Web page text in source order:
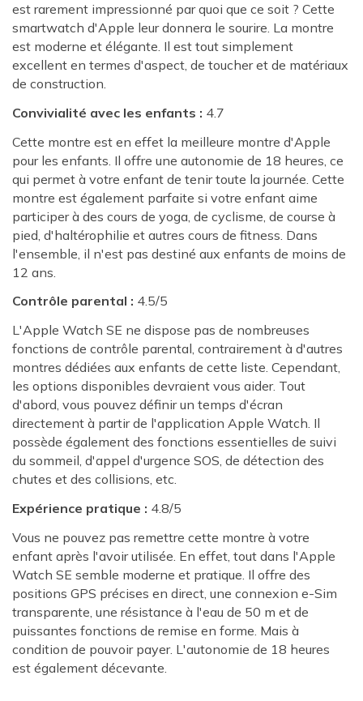
est rarement impressionné par quoi que ce soit ? Cette
smartwatch d'Apple leur donnera le sourire. La montre
est moderne et élégante. Il est tout simplement
excellent en termes d'aspect, de toucher et de matériaux
de construction.
Convivialité avec les enfants : 4.7
Cette montre est en effet la meilleure montre d'Apple
pour les enfants. Il offre une autonomie de 18 heures, ce
qui permet à votre enfant de tenir toute la journée. Cette
montre est également parfaite si votre enfant aime
participer à des cours de yoga, de cyclisme, de course à
pied, d'haltérophilie et autres cours de fitness. Dans
l'ensemble, il n'est pas destiné aux enfants de moins de
12 ans.
Contrôle parental : 4.5/5
L'Apple Watch SE ne dispose pas de nombreuses
fonctions de contrôle parental, contrairement à d'autres
montres dédiées aux enfants de cette liste. Cependant,
les options disponibles devraient vous aider. Tout
d'abord, vous pouvez définir un temps d'écran
directement à partir de l'application Apple Watch. Il
possède également des fonctions essentielles de suivi
du sommeil, d'appel d'urgence SOS, de détection des
chutes et des collisions, etc.
Expérience pratique : 4.8/5
Vous ne pouvez pas remettre cette montre à votre
enfant après l'avoir utilisée. En effet, tout dans l'Apple
Watch SE semble moderne et pratique. Il offre des
positions GPS précises en direct, une connexion e-Sim
transparente, une résistance à l'eau de 50 m et de
puissantes fonctions de remise en forme. Mais à
condition de pouvoir payer. L'autonomie de 18 heures
est également décevante.